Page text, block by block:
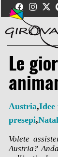
content
Le
Austria,Idee
presepi,
Volete
Austria?